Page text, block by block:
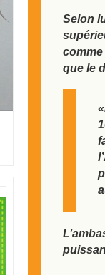
Selon
que le